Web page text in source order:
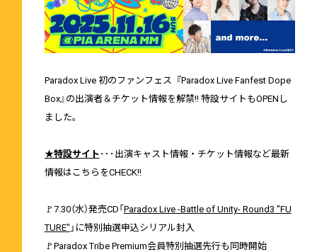
Paradox Live 初のファンフェス『Paradox Live Fanfest Dope
Box』の出演者＆チケット情報を解禁!! 特設サイトもOPENし
ました。
★特設サイト ･･･出演キャスト情報・チケット情報など最新
情報はこちらをCHECK!!
🚩7.30（水）発売CD「Paradox Live -Battle of Unity- Round3 "FU
TURE" 」に特別抽選申込シリアル封入
🚩Paradox Tribe Premium会員特別抽選先行も同時開始